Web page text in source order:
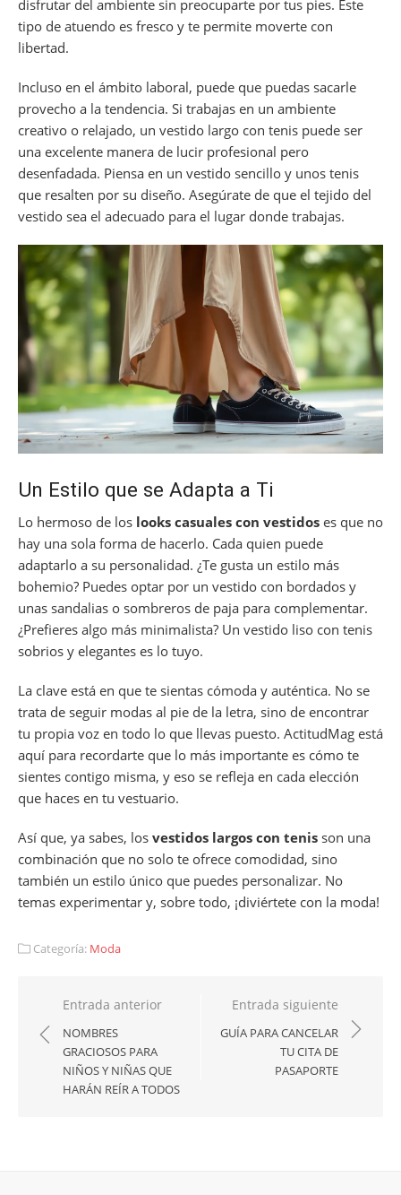
disfrutar del ambiente sin preocuparte por tus pies. Este
tipo de atuendo es fresco y te permite moverte con
libertad.
Incluso en el ámbito laboral, puede que puedas sacarle
provecho a la tendencia. Si trabajas en un ambiente
creativo o relajado, un vestido largo con tenis puede ser
una excelente manera de lucir profesional pero
desenfadada. Piensa en un vestido sencillo y unos tenis
que resalten por su diseño. Asegúrate de que el tejido del
vestido sea el adecuado para el lugar donde trabajas.
Un Estilo que se Adapta a Ti
Lo hermoso de los looks casuales con vestidos es que no
hay una sola forma de hacerlo. Cada quien puede
adaptarlo a su personalidad. ¿Te gusta un estilo más
bohemio? Puedes optar por un vestido con bordados y
unas sandalias o sombreros de paja para complementar.
¿Prefieres algo más minimalista? Un vestido liso con tenis
sobrios y elegantes es lo tuyo.
La clave está en que te sientas cómoda y auténtica. No se
trata de seguir modas al pie de la letra, sino de encontrar
tu propia voz en todo lo que llevas puesto. ActitudMag está
aquí para recordarte que lo más importante es cómo te
sientes contigo misma, y eso se refleja en cada elección
que haces en tu vestuario.
Así que, ya sabes, los vestidos largos con tenis son una
combinación que no solo te ofrece comodidad, sino
también un estilo único que puedes personalizar. No
temas experimentar y, sobre todo, ¡diviértete con la moda!
Categoría: Moda
Navegación
de
entradas
Entrada anterior
NOMBRES
GRACIOSOS PARA
NIÑOS Y NIÑAS QUE
HARÁN REÍR A TODOS
Entrada siguiente
GUÍA PARA CANCELAR
TU CITA DE
PASAPORTE